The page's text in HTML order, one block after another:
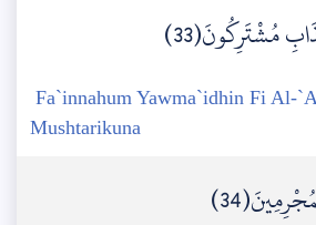
مُشْتَرِكُونَ(33)
Fa`innahum Yawma`idhin Fi Al-
Mushtarikuna